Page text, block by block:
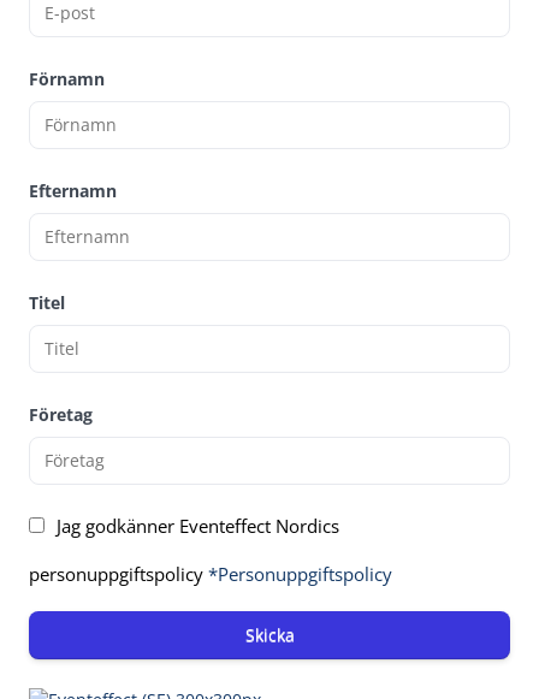
Förnamn
Efternamn
Titel
Företag
Jag godkänner Eventeffect Nordics
personuppgiftspolicy *Personuppgiftspolicy
Skicka